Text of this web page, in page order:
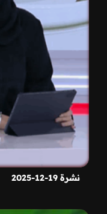
نشرة 19-12-2025